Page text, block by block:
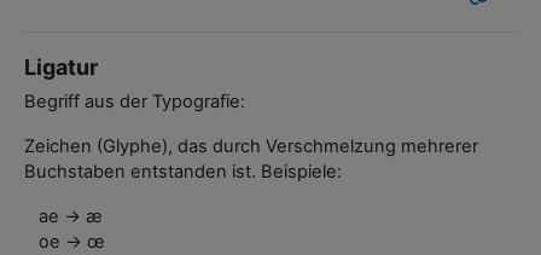
Ligatur
Begriff aus der Typografie:
Zeichen (Glyphe), das durch Verschmelzung mehrerer
Buchstaben entstanden ist. Beispiele:
ae → æ
oe → œ